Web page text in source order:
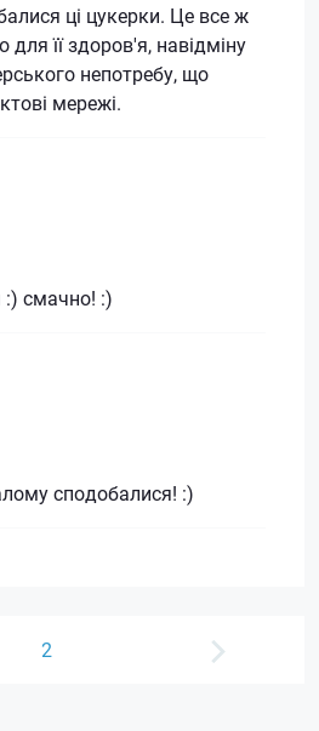
ці цукерки. Це все ж
її здоров'я, навідміну
непотребу, що
мережі.
смачно! :)
сподобалися! :)
2